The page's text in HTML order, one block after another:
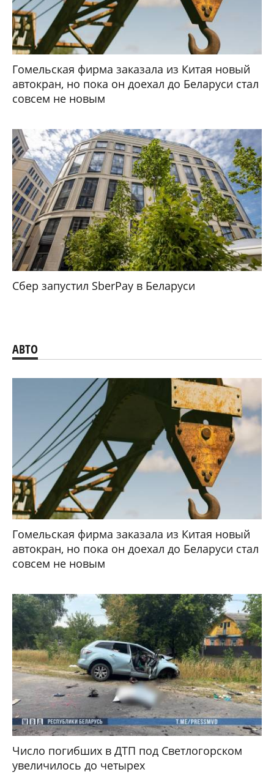
Гомельская фирма заказала из Китая новый
автокран, но пока он доехал до Беларуси стал
совсем не новым
Сбер запустил SberPay в Беларуси
АВТО
Гомельская фирма заказала из Китая новый
автокран, но пока он доехал до Беларуси стал
совсем не новым
Число погибших в ДТП под Светлогорском
увеличилось до четырех